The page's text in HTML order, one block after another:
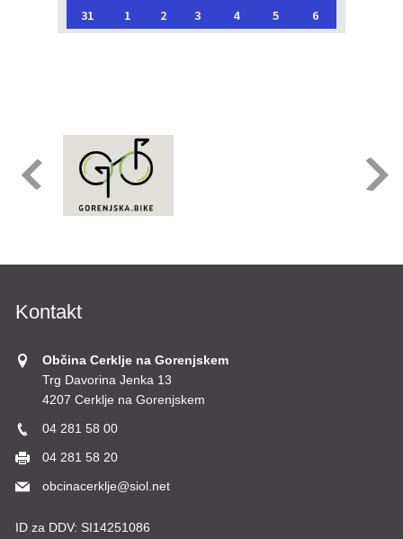
31
1 2 3 4 5 6
Kontakt
Občina Cerklje na Gorenjskem
Trg Davorina Jenka 13
4207 Cerklje na Gorenjskem
04 281 58 00
04 281 58 20
obcinacerklje@siol.net
ID za DDV: SI14251086